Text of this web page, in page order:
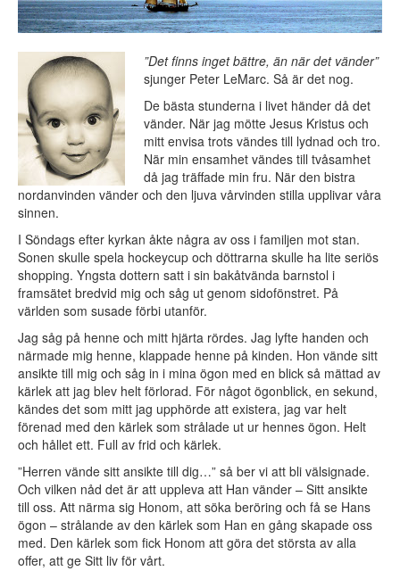
”Det finns inget bättre, än när det vänder”
sjunger Peter LeMarc. Så är det nog.
De bästa stunderna i livet händer då det
vänder. När jag mötte Jesus Kristus och
mitt envisa trots vändes till lydnad och tro.
När min ensamhet vändes till tvåsamhet
då jag träffade min fru. När den bistra
nordanvinden vänder och den ljuva vårvinden stilla upplivar våra
sinnen.
I Söndags efter kyrkan åkte några av oss i familjen mot stan.
Sonen skulle spela hockeycup och döttrarna skulle ha lite seriös
shopping. Yngsta dottern satt i sin bakåtvända barnstol i
framsätet bredvid mig och såg ut genom sidofönstret. På
världen som susade förbi utanför.
Jag såg på henne och mitt hjärta rördes. Jag lyfte handen och
närmade mig henne, klappade henne på kinden. Hon vände sitt
ansikte till mig och såg in i mina ögon med en blick så mättad av
kärlek att jag blev helt förlorad. För något ögonblick, en sekund,
kändes det som mitt jag upphörde att existera, jag var helt
förenad med den kärlek som strålade ut ur hennes ögon. Helt
och hållet ett. Full av frid och kärlek.
”Herren vände sitt ansikte till dig…” så ber vi att bli välsignade.
Och vilken nåd det är att uppleva att Han vänder – Sitt ansikte
till oss. Att närma sig Honom, att söka beröring och få se Hans
ögon – strålande av den kärlek som Han en gång skapade oss
med. Den kärlek som fick Honom att göra det största av alla
offer, att ge Sitt liv för vårt.